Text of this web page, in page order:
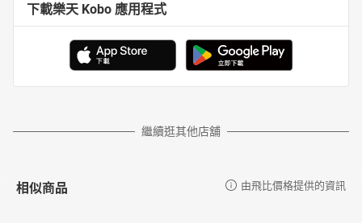
下載樂天 Kobo 應用程式
繼續逛其他店舖
相似商品 由飛比價格提供的資訊